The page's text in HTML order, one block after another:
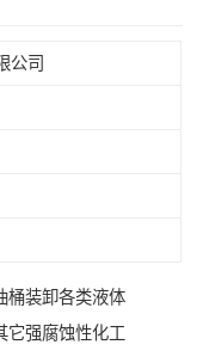
公司
桶装卸各类液体
它强腐蚀性化工